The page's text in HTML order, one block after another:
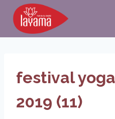
Aller
contenu
festival
2019 (11)